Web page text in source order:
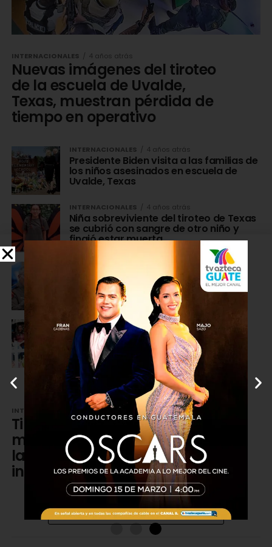
INTERNACIONALES 4 años atrás
Nuevas imágenes del tiroteo
de la escuela de Uvalde,
Texas, muestran pérdida de
tiempo en operativo
INTERNACIONALES 4 años atrás
Presidente Biden visita a las familias de
los niños asesinados en escuela de
Uvalde, Texas
INTERNACIONALES 4 años atrás
Niña sobreviviente del tiroteo de Texas
se cubrió con sangre de otro niño y
fingió estar muerta
Tiroteo de Texas: Policía acepta
errores en operativo de respuesta
INTERNACIONALES 4 años atrás
Tiroteo de Texas: Padres de niños
asesinados acusan a policía de no
actuar a tiempo
INTERNACIONALES 4 años atrás
Tiroteo de Texas: Esposo de
maestra fallecida no soportó
la tragedia y muere por
infarto
MÁS PUBLICACIONES